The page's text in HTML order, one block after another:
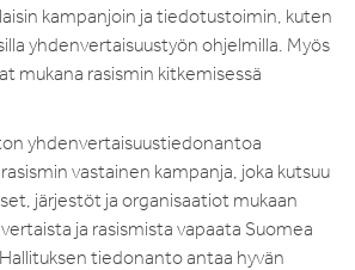
kampanjoin ja tiedotustoimin, kuten
yhdenvertaisuustyön ohjelmilla. Myös
mukana rasismin kitkemisessä
yhdenvertaisuustiedonantoa
vastainen kampanja, joka kutsuu
järjestöt ja organisaatiot mukaan
ja rasismista vapaata Suomea
tiedonanto antaa hyvän